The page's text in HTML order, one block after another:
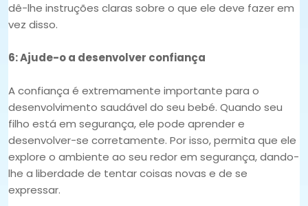
dê-lhe instruções claras sobre o que ele deve fazer em
vez disso.
6: Ajude-o a desenvolver confiança
A confiança é extremamente importante para o
desenvolvimento saudável do seu bebé. Quando seu
filho está em segurança, ele pode aprender e
desenvolver-se corretamente. Por isso, permita que ele
explore o ambiente ao seu redor em segurança, dando-
lhe a liberdade de tentar coisas novas e de se
expressar.